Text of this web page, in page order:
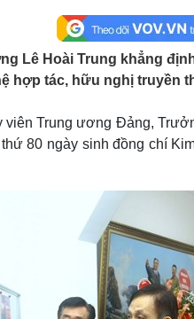
Thể thao
Bóng đá
Lịch thi đấu bóng đá
eSports
Hậu trường
Sân khấu - Điện ảnh
Văn học
Âm nhạc
Di sản
Lê Hoài Trung khẳng
hợp tác, hữu nghị truyền
viên Trung ương Đảng,
80 ngày sinh đồng chí